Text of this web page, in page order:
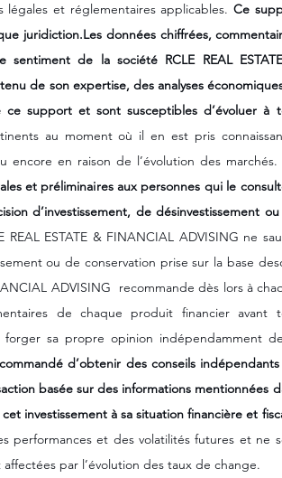
et réglementaires applicables. Ce
juridiction.Les données chiffrées,
de la société RCLE REAL
de son expertise, des analyses
support et sont susceptibles d’évoluer à
au moment où il en est pris
en raison de l’évolution des marchés.
et préliminaires aux personnes qui le
d’investissement, de désinvestissement
ESTATE & FINANCIAL ADVISING ne
ou de conservation prise sur la base
ADVISING  recommande dès lors à
de chaque produit financier avant
forger sa propre opinion indépendamment
d’obtenir des conseils
basée sur des informations mentionnées
investissement à sa situation financière et
performances et des volatilités futures et ne
par l’évolution des taux de change.